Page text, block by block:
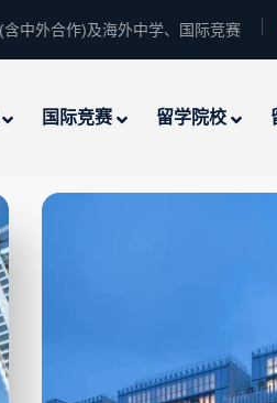
中外合作)及海外中学、国际竞赛
国际竞赛 留学院校